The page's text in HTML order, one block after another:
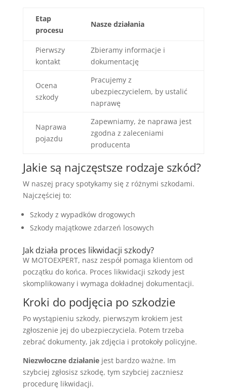
Etap
procesu
Nasze działania
Pierwszy
kontakt
Zbieramy informacje i
dokumentację
Ocena
szkody
Pracujemy z
ubezpieczycielem, by ustalić
naprawę
Naprawa
pojazdu
Zapewniamy, że naprawa jest
zgodna z zaleceniami
producenta
Jakie są najczęstsze rodzaje szkód?
W naszej pracy spotykamy się z różnymi szkodami.
Najczęściej to:
Szkody z wypadków drogowych
Szkody majątkowe zdarzeń losowych
Jak działa proces likwidacji szkody?
W MOTOEXPERT, nasz zespół pomaga klientom od
początku do końca. Proces likwidacji szkody jest
skomplikowany i wymaga dokładnej dokumentacji.
Kroki do podjęcia po szkodzie
Po wystąpieniu szkody, pierwszym krokiem jest
zgłoszenie jej do ubezpieczyciela. Potem trzeba
zebrać dokumenty, jak zdjęcia i protokoły policyjne.
Niezwłoczne działaniejest bardzo ważne. Im
szybciej zgłosisz szkodę, tym szybciej zaczniesz
procedurę likwidacji.